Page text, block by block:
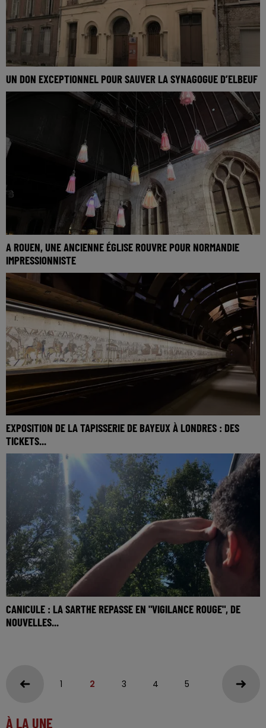
UN DON EXCEPTIONNEL POUR SAUVER LA SYNAGOGUE D’ELBEUF
A ROUEN, UNE ANCIENNE ÉGLISE ROUVRE POUR NORMANDIE
IMPRESSIONNISTE
EXPOSITION DE LA TAPISSERIE DE BAYEUX À LONDRES : DES
TICKETS...
CANICULE : LA SARTHE REPASSE EN "VIGILANCE ROUGE", DE
NOUVELLES...
1 2 3 4 5
À LA UNE